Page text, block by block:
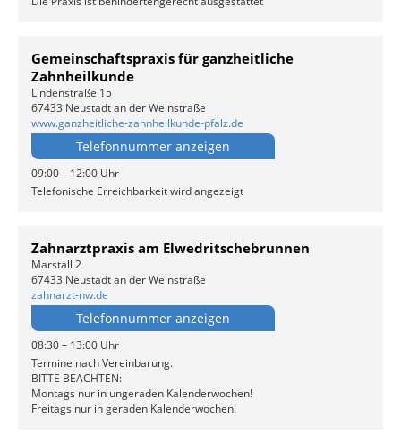
Gemeinschaftspraxis für ganzheitliche
Zahnheilkunde
Lindenstraße 15
67433 Neustadt an der Weinstraße
www.ganzheitliche-zahnheilkunde-pfalz.de
Telefonnummer anzeigen
09:00 – 12:00 Uhr
Telefonische Erreichbarkeit wird angezeigt
Zahnarztpraxis am Elwedritschebrunnen
Marstall 2
67433 Neustadt an der Weinstraße
zahnarzt-nw.de
Telefonnummer anzeigen
08:30 – 13:00 Uhr
Termine nach Vereinbarung.
BITTE BEACHTEN:
Montags nur in ungeraden Kalenderwochen!
Freitags nur in geraden Kalenderwochen!